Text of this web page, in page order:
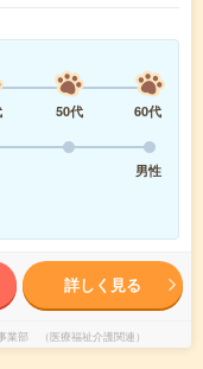
50代
60代
男性
詳しく見る
部 （医療福祉介護関連）